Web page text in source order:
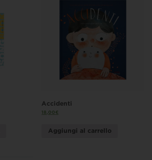
Accidenti
18,00€
Aggiungi al carrello